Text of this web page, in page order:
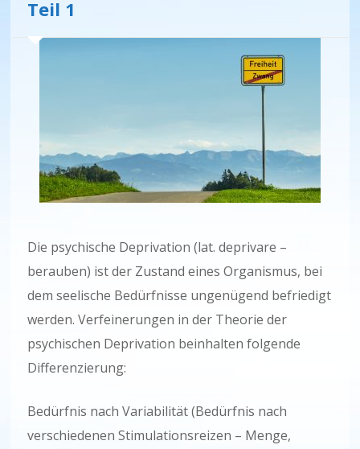
Teil 1
Die psychische Deprivation (lat. deprivare –
berauben) ist der Zustand eines Organismus, bei
dem seelische Bedürfnisse ungenügend befriedigt
werden. Verfeinerungen in der Theorie der
psychischen Deprivation beinhalten folgende
Differenzierung:
Bedürfnis nach Variabilität (Bedürfnis nach
verschiedenen Stimulationsreizen – Menge,